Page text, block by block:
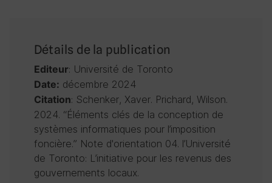
Détails de la publication
Editeur: Université de Toronto
Date: décembre 2024
Citation: Schenker, Xaver. Prichard, Wilson.
2024. “Éléments clés de la conception de
systèmes informatiques pour l’imposition
foncière.” Note d'orientation 04. l’Université
de Toronto: L’initiative pour les revenus des
gouvernements locaux.